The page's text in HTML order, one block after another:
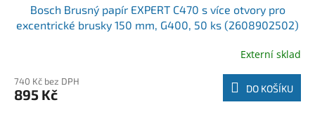
Bosch Brusný papír EXPERT C470 s více otvory pro
excentrické brusky 150 mm, G400, 50 ks (2608902502)
Externí sklad
740 Kč bez DPH
895 Kč DO KOŠÍKU